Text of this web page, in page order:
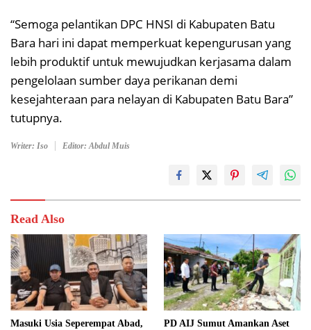
“Semoga pelantikan DPC HNSI di Kabupaten Batu
Bara hari ini dapat memperkuat kepengurusan yang
lebih produktif untuk mewujudkan kerjasama dalam
pengelolaan sumber daya perikanan demi
kesejahteraan para nelayan di Kabupaten Batu Bara”
tutupnya.
Writer: Iso Editor: Abdul Muis
Read Also
Masuki Usia Seperempat Abad,
PD AIJ Sumut Amankan Aset